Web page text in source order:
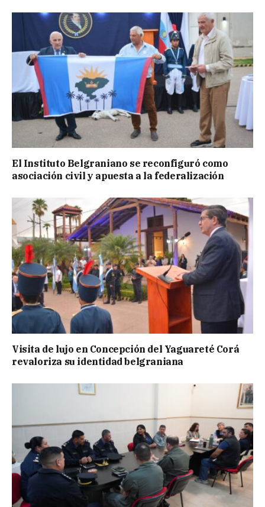
El Instituto Belgraniano se reconfiguró como
asociación civil y apuesta a la federalización
Visita de lujo en Concepción del Yaguareté Corá
revaloriza su identidad belgraniana